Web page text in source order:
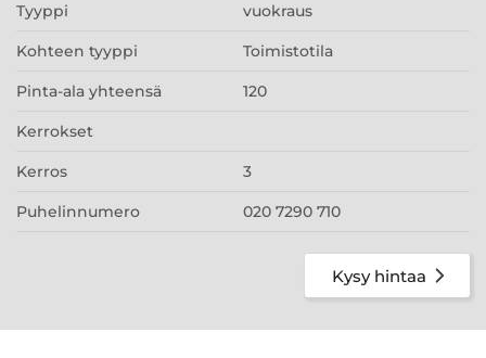
Tyyppi vuokraus
Kohteen tyyppi Toimistotila
Pinta-ala yhteensä 120
Kerrokset
Kerros 3
Puhelinnumero 020 7290 710
Kysy hintaa